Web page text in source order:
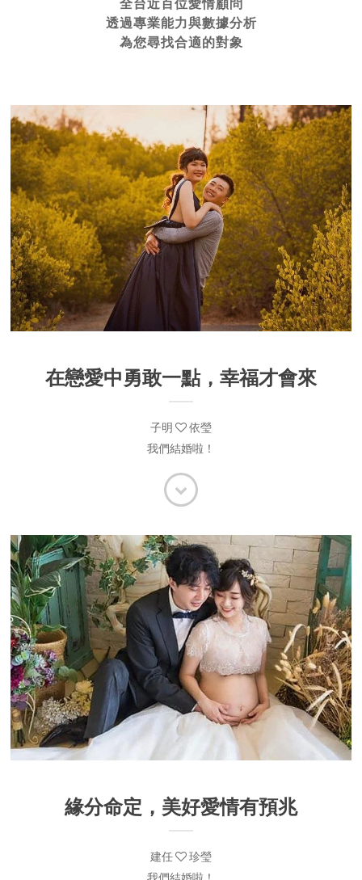
全台近百位愛情顧問
透過專業能力與數據分析
為您尋找合適的對象
在戀愛中勇敢一點，幸福才會來
子明
依瑩
我們結婚啦！
緣分命定，美好愛情有預兆
建任
珍瑩